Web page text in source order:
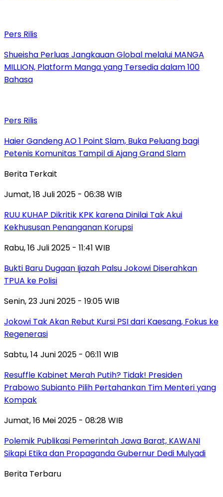
Pers Rilis
Shueisha Perluas Jangkauan Global melalui MANGA
MILLION, Platform Manga yang Tersedia dalam 100
Bahasa
Pers Rilis
Haier Gandeng AO 1 Point Slam, Buka Peluang bagi
Petenis Komunitas Tampil di Ajang Grand Slam
Berita Terkait
Jumat, 18 Juli 2025 - 06:38 WIB
RUU KUHAP Dikritik KPK karena Dinilai Tak Akui
Kekhususan Penanganan Korupsi
Rabu, 16 Juli 2025 - 11:41 WIB
Bukti Baru Dugaan Ijazah Palsu Jokowi Diserahkan
TPUA ke Polisi
Senin, 23 Juni 2025 - 19:05 WIB
Jokowi Tak Akan Rebut Kursi PSI dari Kaesang, Fokus ke
Regenerasi
Sabtu, 14 Juni 2025 - 06:11 WIB
Resuffle Kabinet Merah Putih? Tidak! Presiden
Prabowo Subianto Pilih Pertahankan Tim Menteri yang
Kompak
Jumat, 16 Mei 2025 - 08:28 WIB
Polemik Publikasi Pemerintah Jawa Barat, KAWANI
Sikapi Etika dan Propaganda Gubernur Dedi Mulyadi
Berita Terbaru